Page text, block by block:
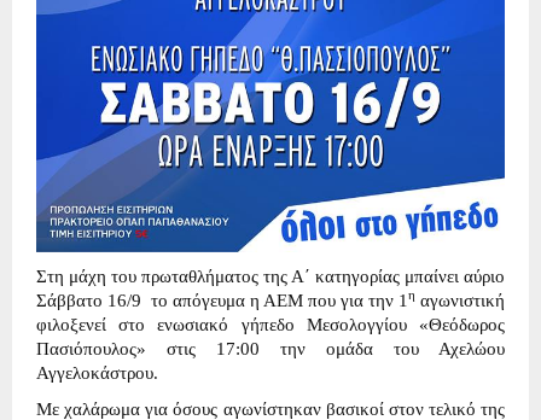
Στη μάχη του πρωταθλήματος της Α΄ κατηγορίας μπαίνει αύριο
Σάββατο 16/9 το απόγευμα η ΑΕΜ που για την 1 η αγωνιστική
φιλοξενεί στο ενωσιακό γήπεδο Μεσολογγίου «Θεόδωρος
Πασιόπουλος» στις 17:00 την ομάδα του Αχελώου
Αγγελοκάστρου.
Με χαλάρωμα για όσους αγωνίστηκαν βασικοί στον τελικό της